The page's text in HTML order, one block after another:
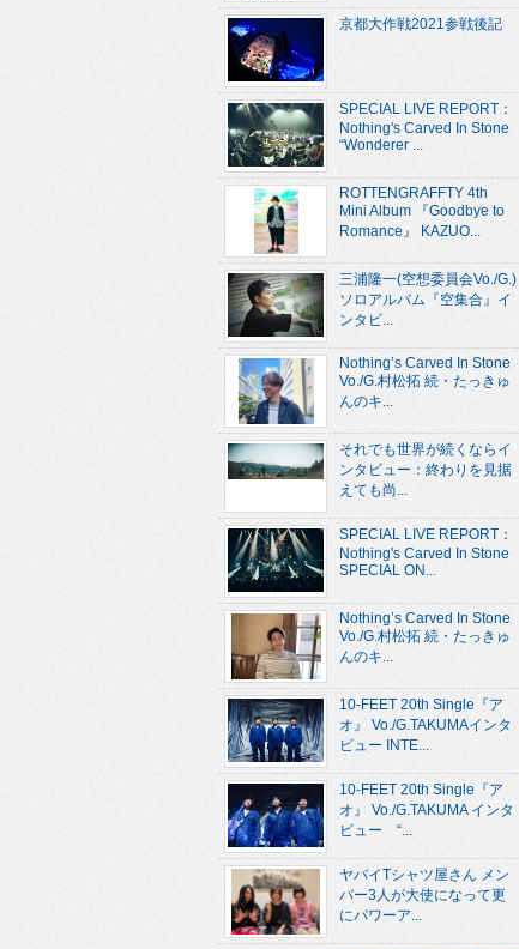
京都大作戦2021参戦後記
SPECIAL LIVE REPORT：
Nothing's Carved In Stone
“Wonderer ...
ROTTENGRAFFTY 4th
Mini Album 『Goodbye to
Romance』 KAZUO...
三浦隆一(空想委員会Vo./G.)
ソロアルバム『空集合』イ
ンタビ...
Nothing’s Carved In Stone
Vo./G.村松拓 続・たっきゅ
んのキ...
それでも世界が続くならイ
ンタビュー：終わりを見据
えても尚...
SPECIAL LIVE REPORT：
Nothing's Carved In Stone
SPECIAL ON...
Nothing’s Carved In Stone
Vo./G.村松拓 続・たっきゅ
んのキ...
10-FEET 20th Single『ア
オ』 Vo./G.TAKUMAインタ
ビュー INTE...
10-FEET 20th Single『ア
オ』 Vo./G.TAKUMA インタ
ビュー “...
ヤバイTシャツ屋さん メン
バー3人が大使になって更
にパワーア...